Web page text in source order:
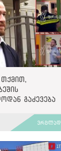
გაძევება
ვრცლად